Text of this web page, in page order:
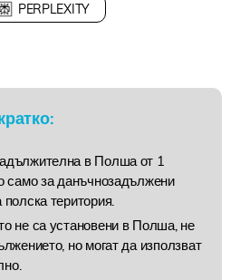
PERPLEXITY
в Полша от 1
само за данъчнозадължени
територия.
не са установени в Полша, не
но могат да използват